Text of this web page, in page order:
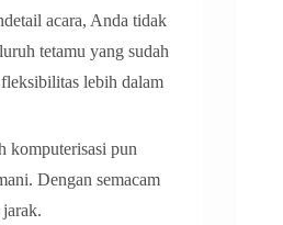
acara, Anda tidak
tetamu yang sudah
lebih dalam
komputerisasi pun
Dengan semacam